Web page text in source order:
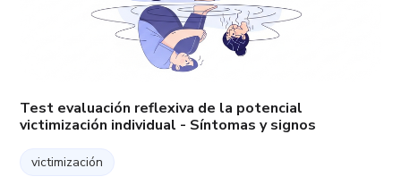
Test evaluación reflexiva de la potencial
victimización individual - Síntomas y signos
victimización